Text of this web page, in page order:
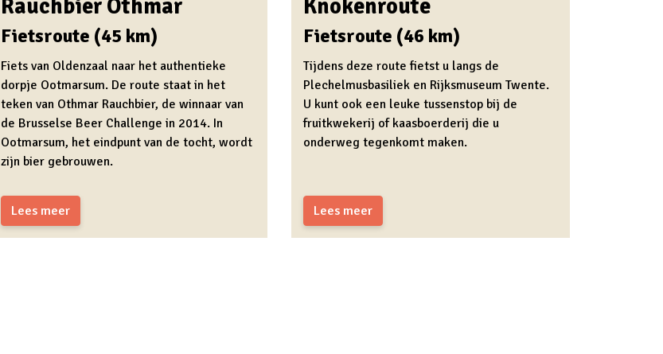
Rauchbier Othmar
Fietsroute (45 km)
Fiets van Oldenzaal naar het authentieke
dorpje Ootmarsum. De route staat in het
teken van Othmar Rauchbier, de winnaar van
de Brusselse Beer Challenge in 2014. In
Ootmarsum, het eindpunt van de tocht, wordt
zijn bier gebrouwen.
Lees meer
Knokenroute
Fietsroute (46 km)
Tijdens deze route fietst u langs de
Plechelmusbasiliek en Rijksmuseum Twente.
U kunt ook een leuke tussenstop bij de
fruitkwekerij of kaasboerderij die u
onderweg tegenkomt maken.
Lees meer